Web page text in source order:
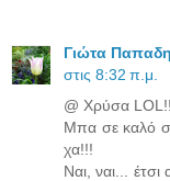
Γιώτα
στις 8:32 π.μ.
@ Χρύσα
Μπα σε καλό
χα!!!
Ναι, ναι...